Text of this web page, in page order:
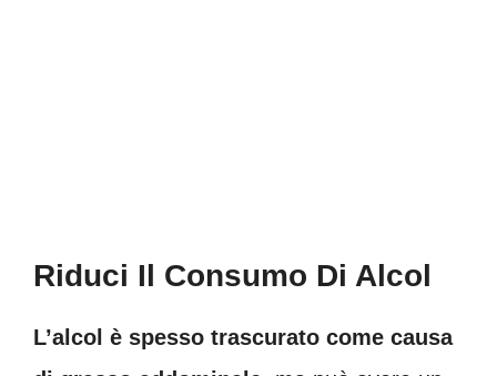
Riduci Il Consumo Di Alcol
L’alcol è spesso trascurato come causa